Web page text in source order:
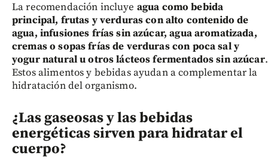
La recomendación incluye agua como bebida
principal, frutas y verduras con alto contenido de
agua, infusiones frías sin azúcar, agua aromatizada,
cremas o sopas frías de verduras con poca sal y
yogur natural u otros lácteos fermentados sin azúcar.
Estos alimentos y bebidas ayudan a complementar la
hidratación del organismo.
¿Las gaseosas y las bebidas
energéticas sirven para hidratar el
cuerpo?